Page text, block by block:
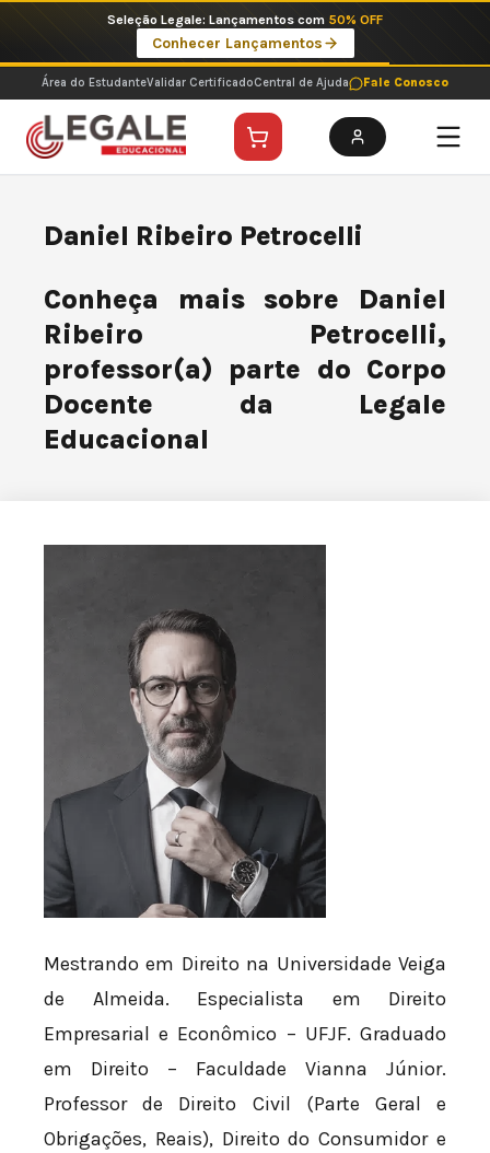
o
conteúdo
Seleção Legale: Lançamentos com 50% OFF
Conhecer Lançamentos
Área do EstudanteValidar CertificadoCentral de Ajuda Fale Conosco
Daniel Ribeiro Petrocelli
Conheça mais sobre Daniel
Ribeiro Petrocelli,
professor(a) parte do Corpo
Docente da Legale
Educacional
Mestrando em Direito na Universidade Veiga
de Almeida. Especialista em Direito
Empresarial e Econômico – UFJF. Graduado
em Direito – Faculdade Vianna Júnior.
Professor de Direito Civil (Parte Geral e
Obrigações, Reais), Direito do Consumidor e